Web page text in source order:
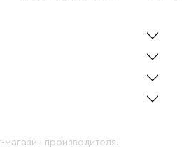
производителя.